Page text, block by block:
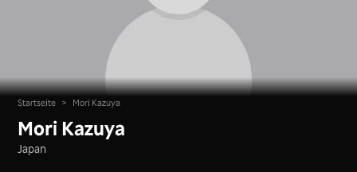
Startseite > Mori Kazuya
Mori Kazuya
Japan